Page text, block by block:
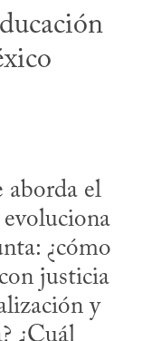
aborda el
¿cómo
justicia
y
¿Cuál